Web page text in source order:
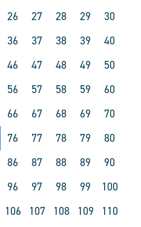
26 27 28 29
30
36 37 38 39
40
46 47 48 49
50
56 57 58 59
60
66 67 68 69
70
76 77 78 79
80
86 87 88 89
90
96 97 98 99
100
106 107 108 109
110